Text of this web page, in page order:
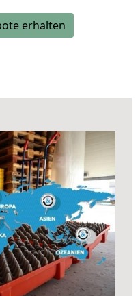
erhalten